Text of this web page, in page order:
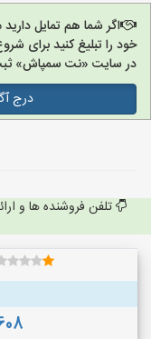
اگر شما هم تمایل
خود را تبلیغ کنید برای
در سایت «نت سمپاش»
درج
تلفن فروشنده ها و